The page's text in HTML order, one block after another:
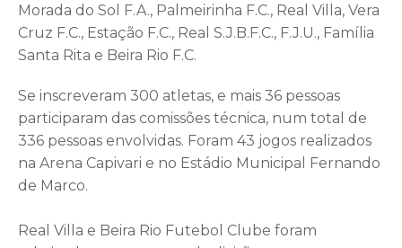
Morada do Sol F.A., Palmeirinha F.C., Real Villa, Vera
Cruz F.C., Estação F.C., Real S.J.B.F.C., F.J.U., Família
Santa Rita e Beira Rio F.C.
Se inscreveram 300 atletas, e mais 36 pessoas
participaram das comissões técnica, num total de
336 pessoas envolvidas. Foram 43 jogos realizados
na Arena Capivari e no Estádio Municipal Fernando
de Marco.
Real Villa e Beira Rio Futebol Clube foram